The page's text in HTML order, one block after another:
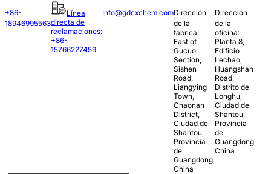
+86-
18946995563
Línea
directa de
reclamaciones:
+86-
15766227459
Info@gdcxchem.comDirección
de la
fábrica:
East of
Gucuo
Section,
Sishen
Road,
Liangying
Town,
Chaonan
District,
Ciudad de
Shantou,
Provincia
de
Guangdong,
China
Dirección
de la
oficina:
Planta 8,
Edificio
Lechao,
Huangshan
Road,
Distrito de
Longhu,
Ciudad de
Shantou,
Provincia
de
Guangdong,
China